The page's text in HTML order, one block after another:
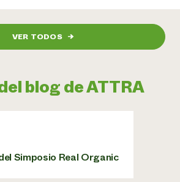
VER TODOS →
blog de ATTRA
Simposio Real Organic